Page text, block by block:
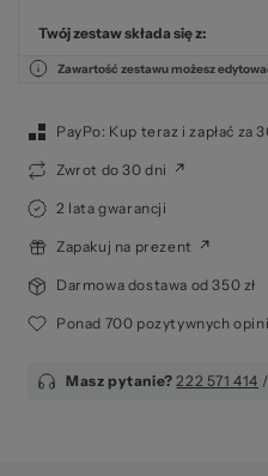
Twój zestaw składa się z:
Zawartość zestawu możesz
PayPo: Kup teraz i zapłać za
Zwrot do 30 dni
2 lata gwarancji
Zapakuj na prezent
Darmowa dostawa od 350 zł
Ponad 700 pozytywnych
Masz pytanie? 222 571 414 /